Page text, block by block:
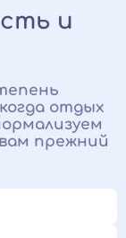
и
отдых
прежний